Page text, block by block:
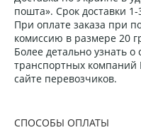
пошта». Срок доставки
При оплате заказа при
комиссию в размере 20
Более детально узнать о
транспортных
сайте перевозчиков.
СПОСОБЫ ОПЛАТЫ